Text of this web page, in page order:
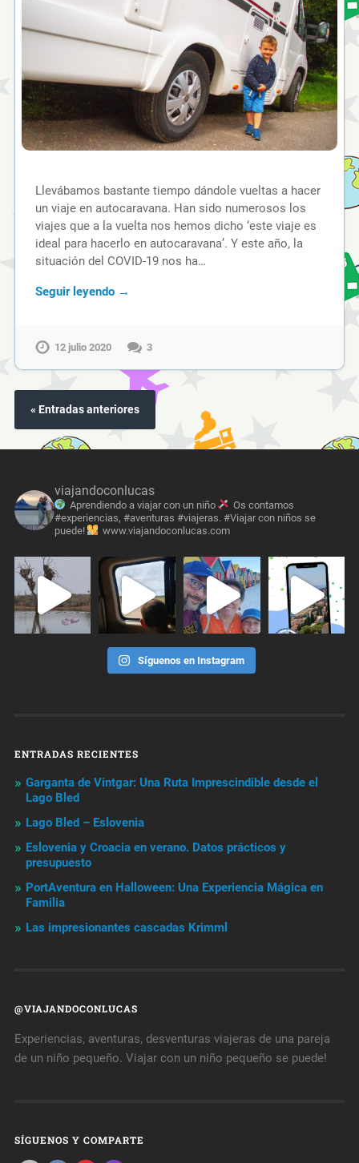
Llevábamos bastante tiempo dándole vueltas a hacer
un viaje en autocaravana. Han sido numerosos los
viajes que a la vuelta nos hemos dicho ‘este viaje es
ideal para hacerlo en autocaravana’. Y este año, la
situación del COVID-19 nos ha…
Seguir leyendo →
12 julio 2020 3
« Entradas anteriores
viajandoconlucas
Aprendiendo a viajar con un niño
Os contamos
#experiencias, #aventuras #viajeras. #Viajar con niños se
puede!
www.viajandoconlucas.com
Síguenos en Instagram
ENTRADAS RECIENTES
Garganta de Vintgar: Una Ruta Imprescindible desde el
Lago Bled
Lago Bled – Eslovenia
Eslovenia y Croacia en verano. Datos prácticos y
presupuesto
PortAventura en Halloween: Una Experiencia Mágica en
Familia
Las impresionantes cascadas Krimml
@VIAJANDOCONLUCAS
Experiencias, aventuras, desventuras viajeras de una pareja
de un niño pequeño. Viajar con un niño pequeño se puede!
SÍGUENOS Y COMPARTE